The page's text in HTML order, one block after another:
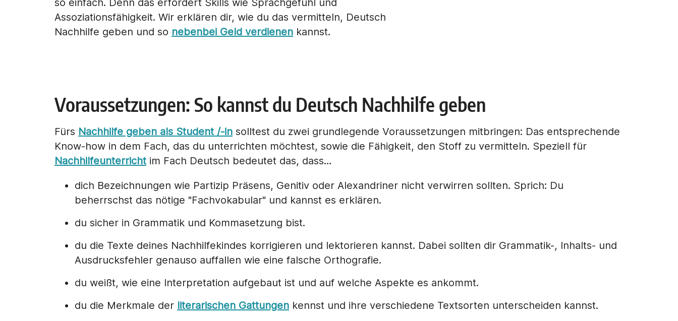
so einfach. Denn das erfordert Skills wie Sprachgefühl und
Assoziationsfähigkeit. Wir erklären dir, wie du das vermitteln, Deutsch
Nachhilfe geben und so nebenbei Geld verdienen kannst.
Voraussetzungen: So kannst du Deutsch Nachhilfe geben
Fürs Nachhilfe geben als Student /-in solltest du zwei grundlegende Voraussetzungen mitbringen: Das entsprechende
Know-how in dem Fach, das du unterrichten möchtest, sowie die Fähigkeit, den Stoff zu vermitteln. Speziell für
Nachhilfeunterricht im Fach Deutsch bedeutet das, dass…
dich Bezeichnungen wie Partizip Präsens, Genitiv oder Alexandriner nicht verwirren sollten. Sprich: Du
beherrschst das nötige "Fachvokabular" und kannst es erklären.
du sicher in Grammatik und Kommasetzung bist.
du die Texte deines Nachhilfekindes korrigieren und lektorieren kannst. Dabei sollten dir Grammatik-, Inhalts- und
Ausdrucksfehler genauso auffallen wie eine falsche Orthografie.
du weißt, wie eine Interpretation aufgebaut ist und auf welche Aspekte es ankommt.
du die Merkmale der literarischen Gattungen kennst und ihre verschiedene Textsorten unterscheiden kannst.